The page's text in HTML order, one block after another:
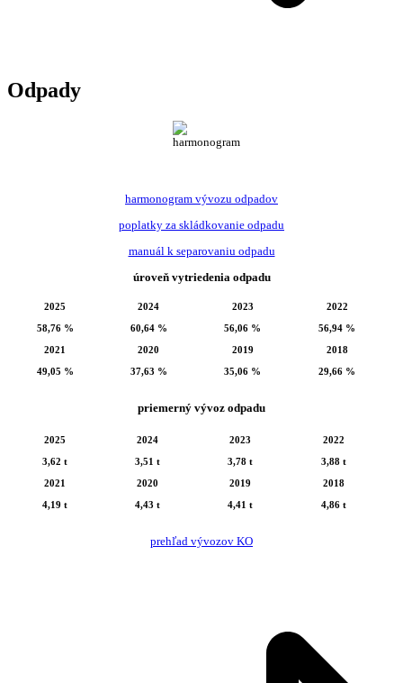
Odpady
harmonogram vývozu odpadov
poplatky za skládkovanie odpadu
manuál k separovaniu odpadu
úroveň vytriedenia odpadu
2025 2024 2023
2022
58,76 %
60,64 % 56,06 %
56,94 %
2021
2020 2019
2018
49,05 %
37,63 % 35,06 % 29,66 %
priemerný vývoz odpadu
2025 2024 2023
2022
3,62 t
3,51 t 3,78 t
3,88 t
2021
2020 2019
2018
4,19 t
4,43 t 4,41 t 4,86 t
prehľad vývozov KO